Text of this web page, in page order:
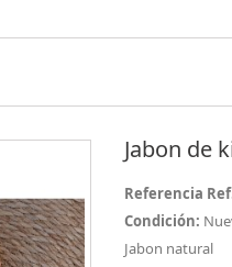
Jabon de
Referencia
Condición:
Jabon natural